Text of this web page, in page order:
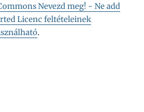
Nevezd meg! - Ne add
Licenc feltételeinek
.